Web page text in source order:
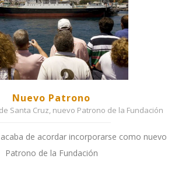
Nuevo Patrono
Santa Cruz, nuevo Patrono de la Fundación
de acordar incorporarse como nuevo
Patrono de la Fundación